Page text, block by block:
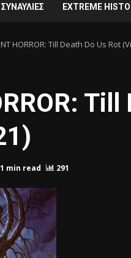
ΣΥΝΑΥΛΙΕΣ EXTREME
HORROR: Till Death Do Us Rot
1 min read 291